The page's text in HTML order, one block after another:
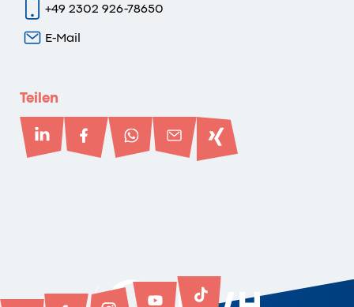
+49 2302 926-78650
E-Mail
Teilen